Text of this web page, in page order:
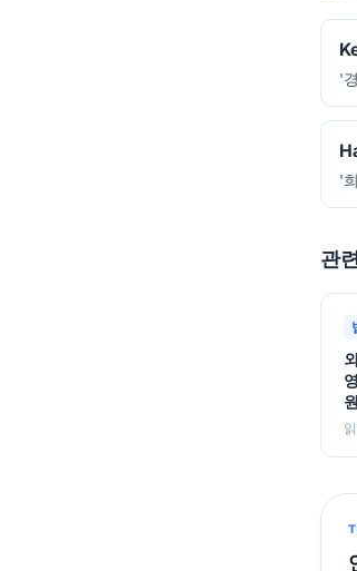
'
'
관